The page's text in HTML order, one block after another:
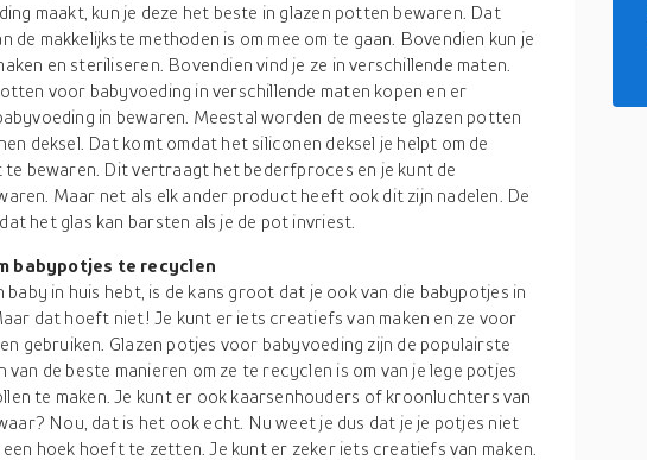
maakt, kun je deze het beste in glazen potten bewaren. Dat
de makkelijkste methoden is om mee om te gaan. Bovendien kun je
en steriliseren. Bovendien vind je ze in verschillende maten.
voor babyvoeding in verschillende maten kopen en er
in bewaren. Meestal worden de meeste glazen potten
deksel. Dat komt omdat het siliconen deksel je helpt om de
bewaren. Dit vertraagt het bederfproces en je kunt de
Maar net als elk ander product heeft ook dit zijn nadelen. De
het glas kan barsten als je de pot invriest.
babypotjes te recyclen
in huis hebt, is de kans groot dat je ook van die babypotjes in
dat hoeft niet! Je kunt er iets creatiefs van maken en ze voor
gebruiken. Glazen potjes voor babyvoeding zijn de populairste
de beste manieren om ze te recyclen is om van je lege potjes
te maken. Je kunt er ook kaarsenhouders of kroonluchters van
Nou, dat is het ook echt. Nu weet je dus dat je je potjes niet
hoek hoeft te zetten. Je kunt er zeker iets creatiefs van maken.